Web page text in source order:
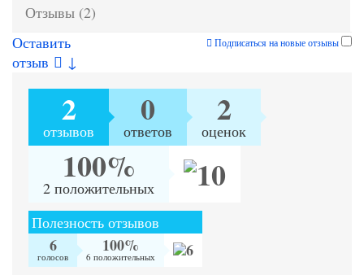
Отзывы (2)
Подписаться на новые отзывы
Оставить
отзыв
↓
2
отзывов
0
ответов
2
оценок
100%
2 положительных
Полезность отзывов
6
голосов
100%
6 положительных